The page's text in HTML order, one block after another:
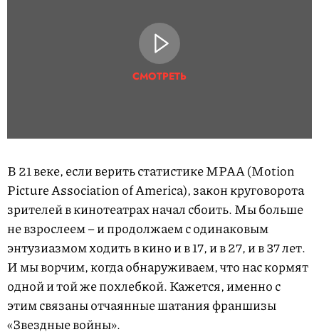
СМОТРЕТЬ
В 21 веке, если верить статистике MPAA (Motion
Picture Association of America), закон круговорота
зрителей в кинотеатрах начал сбоить. Мы больше
не взрослеем – и продолжаем с одинаковым
энтузиазмом ходить в кино и в 17, и в 27, и в 37 лет.
И мы ворчим, когда обнаруживаем, что нас кормят
одной и той же похлебкой. Кажется, именно с
этим связаны отчаянные шатания франшизы
«Звездные войны».